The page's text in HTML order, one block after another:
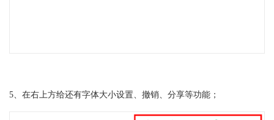
5、在右上方给还有字体大小设置、撤销、分享等功能；